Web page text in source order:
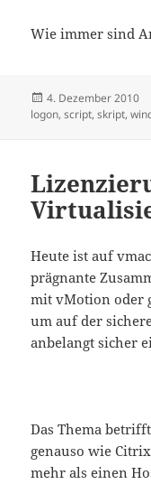
Wie immer sind
Veröffentlicht
am
4. Dezember 2010
logon,script,skript,
Heute ist auf
prägnante
mit vMotion oder
um auf der
anbelangt sicher
Das Thema
genauso wie
mehr als einen